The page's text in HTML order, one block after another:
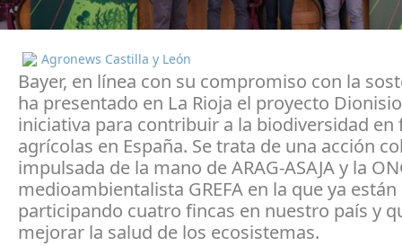
Agronews Castilla y León
Bayer, en línea con su compromiso con la
ha presentado en La Rioja el proyecto
iniciativa para contribuir a la biodiversidad en
agrícolas en España. Se trata de una acción
impulsada de la mano de ARAG-ASAJA y la
medioambientalista GREFA en la que ya están
participando cuatro fincas en nuestro país y
mejorar la salud de los ecosistemas.